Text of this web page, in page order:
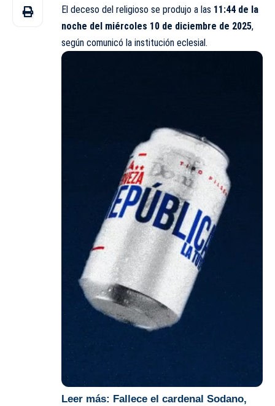
El deceso del religioso se produjo a las 11:44 de la
noche del miércoles 10 de diciembre de 2025,
según comunicó la institución eclesial.
Leer más: Fallece el cardenal Sodano,